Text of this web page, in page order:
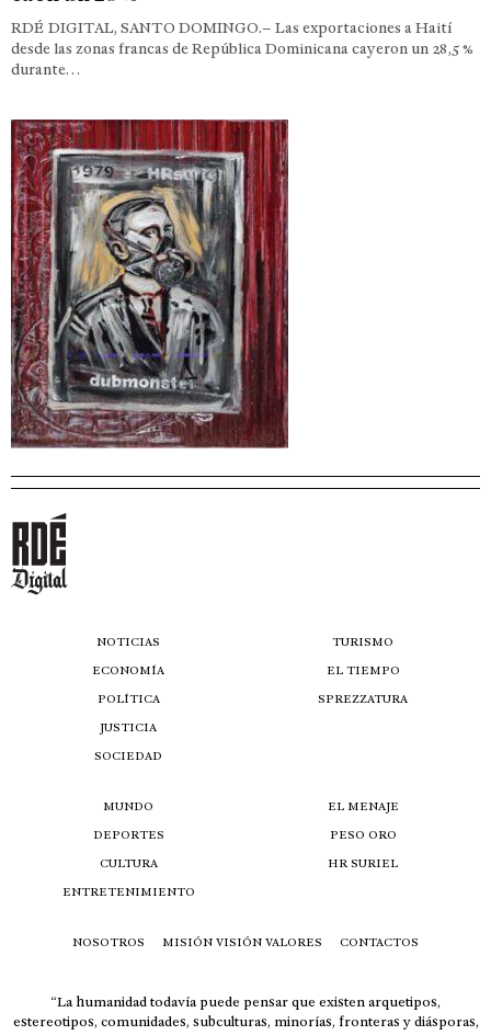
RDÉ DIGITAL, SANTO DOMINGO.– Las exportaciones a Haití
desde las zonas francas de República Dominicana cayeron un 28,5 %
durante…
NOTICIAS
ECONOMÍA
POLÍTICA
JUSTICIA
SOCIEDAD
TURISMO
EL TIEMPO
SPREZZATURA
MUNDO
DEPORTES
CULTURA
ENTRETENIMIENTO
EL MENAJE
PESO ORO
HR SURIEL
NOSOTROS MISIÓN VISIÓN VALORES CONTACTOS
“La humanidad todavía puede pensar que existen arquetipos,
estereotipos, comunidades, subculturas, minorías, fronteras y diásporas,